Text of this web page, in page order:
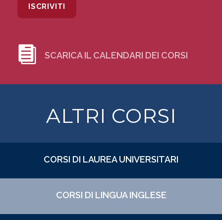
SCARICA IL CALENDARI DEI CORSI
ALTRI CORSI
CORSI DI LAUREA UNIVERSITARI
CORSI DI LINGUA INGLESE